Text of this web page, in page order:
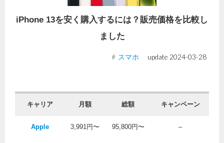
iPhone 13を安く購入するには？販売価格を比較し
ました
スマホ update 2024-03-28
キャリア 月額 総額 キャンペーン
Apple 3,991円〜 95,800円〜 –